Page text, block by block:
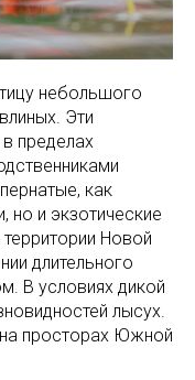
небольшого
Эти
пределах
как
и экзотические
Новой
длительного
В условиях дикой
лысух.
просторах Южной